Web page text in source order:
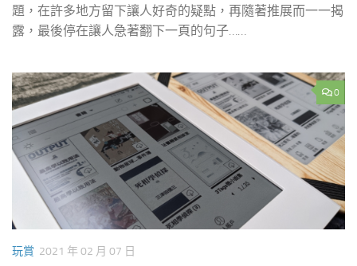
題，在許多地方留下讓人好奇的疑點，再隨著推展而一一揭
露，最後停在讓人急著翻下一頁的句子……
0
玩賞 2021 年 02 月 07 日